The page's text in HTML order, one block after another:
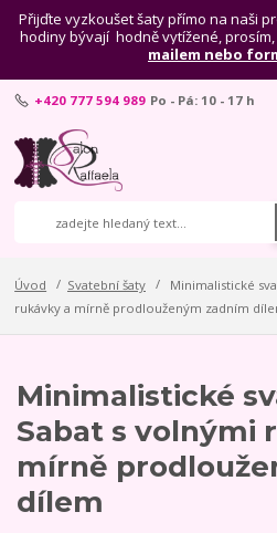
Přijďte vyzkoušet šaty přímo na naši
hodiny bývají hodně vytížené, prosím,
mailem nebo
+420 777 594 989 Po - Pá: 10 - 17 h
Úvod Svatební šaty
Minimalistické
rukávky a mírně prodlouženým zadním
Minimalistické
Sabat s volnými
mírně
dílem